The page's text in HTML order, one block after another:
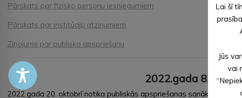
Pārskats par fizisko personu iesniegumiem
Pārskats par institūciju atzinumiem
Ziņojums par publisko apspriešanu
2022.gada 8.
2022.gada 20. oktobrī notika publiskās apspriešanas sanāksme.
Lai šī
Jūs
vai